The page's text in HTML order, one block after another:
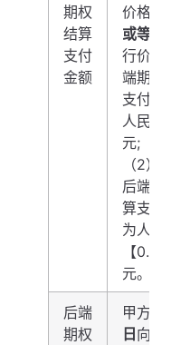
期权
结算
支付
金额
价格【
或等于
行价格
端期权
支付金
人民币
元;
（2）
后端期
算支付
为人民
【
元。
后端
期权
甲方在
日向乙